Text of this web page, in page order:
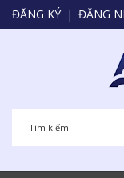
ĐĂNG KÝ | ĐĂNG